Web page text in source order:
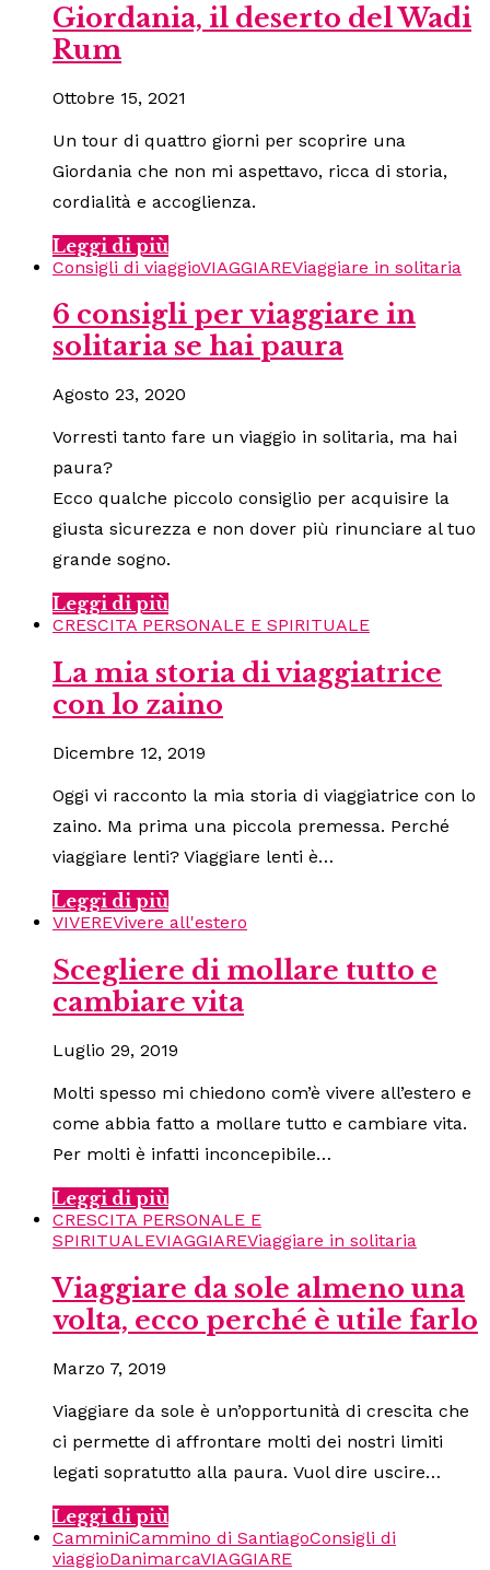
Giordania, il deserto del Wadi
Rum
Ottobre 15, 2021
Un tour di quattro giorni per scoprire una
Giordania che non mi aspettavo, ricca di storia,
cordialità e accoglienza.
Leggi di più
Consigli di viaggioVIAGGIAREViaggiare in solitaria
6 consigli per viaggiare in
solitaria se hai paura
Agosto 23, 2020
Vorresti tanto fare un viaggio in solitaria, ma hai
paura?
Ecco qualche piccolo consiglio per acquisire la
giusta sicurezza e non dover più rinunciare al tuo
grande sogno.
Leggi di più
CRESCITA PERSONALE E SPIRITUALE
La mia storia di viaggiatrice
con lo zaino
Dicembre 12, 2019
Oggi vi racconto la mia storia di viaggiatrice con lo
zaino. Ma prima una piccola premessa. Perché
viaggiare lenti? Viaggiare lenti è…
Leggi di più
VIVEREVivere all'estero
Scegliere di mollare tutto e
cambiare vita
Luglio 29, 2019
Molti spesso mi chiedono com’è vivere all’estero e
come abbia fatto a mollare tutto e cambiare vita.
Per molti è infatti inconcepibile…
Leggi di più
CRESCITA PERSONALE E
SPIRITUALEVIAGGIAREViaggiare in solitaria
Viaggiare da sole almeno una
volta, ecco perché è utile farlo
Marzo 7, 2019
Viaggiare da sole è un’opportunità di crescita che
ci permette di affrontare molti dei nostri limiti
legati sopratutto alla paura. Vuol dire uscire…
Leggi di più
CamminiCammino di SantiagoConsigli di
viaggioDanimarcaVIAGGIARE